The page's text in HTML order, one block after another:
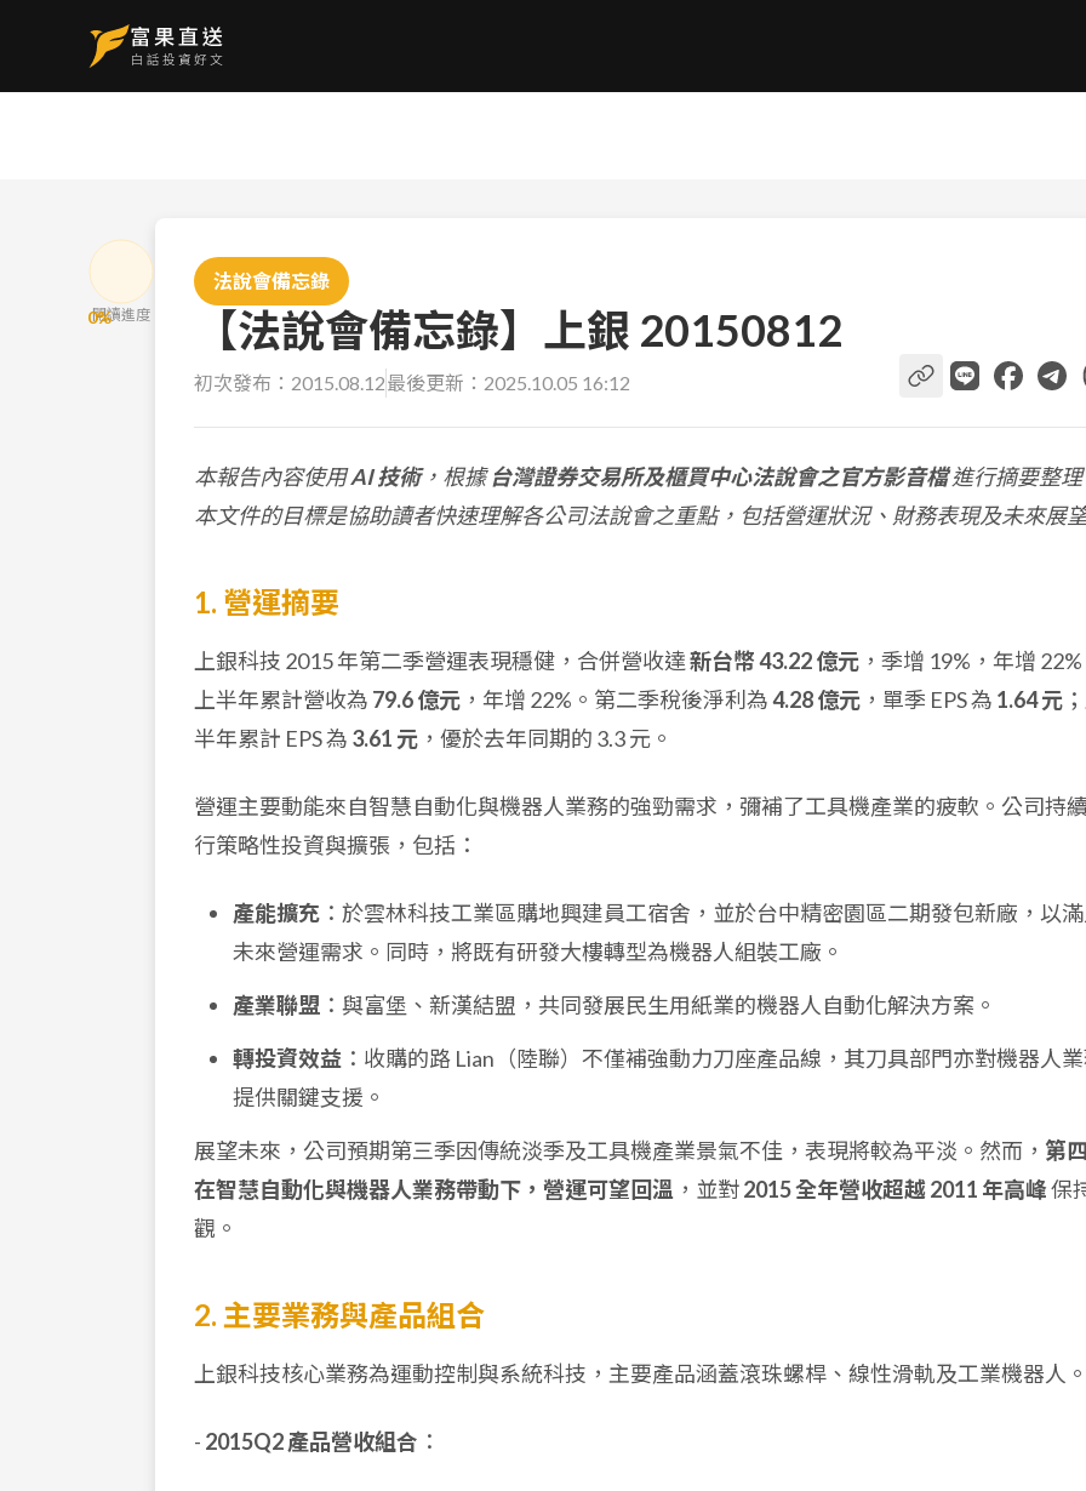
0%
閱讀進度
法說會備忘錄
【法說會備忘錄】上銀 20150812
初次發布： 2015.08.12最後更新： 2025.10.05 16:12
本報告內容使用AI 技術，根據台灣證券交易所及櫃買中心法說會之官方影音檔進行摘要整
本文件的目標是協助讀者快速理解各公司法說會之重點，包括營運狀況、財務表現及未來展
1. 營運摘要
上銀科技 2015 年第二季營運表現穩健，合併營收達新台幣 43.22 億元 ，季增 19%，年增
上半年累計營收為 79.6 億元 ，年增 22%。第二季稅後淨利為4.28 億元 ，單季 EPS 為 1.64 元
半年累計 EPS 為 3.61 元 ，優於去年同期的 3.3 元。
營運主要動能來自智慧自動化與機器人業務的強勁需求，彌補了工具機產業的疲軟。公司持
行策略性投資與擴張，包括：
產能擴充 ：於雲林科技工業區購地興建員工宿舍，並於台中精密園區二期發包新廠，以
未來營運需求。同時，將既有研發大樓轉型為機器人組裝工廠。
產業聯盟 ：與富堡、新漢結盟，共同發展民生用紙業的機器人自動化解決方案。
轉投資效益 ：收購的路 Lian（陸聯）不僅補強動力刀座產品線，其刀具部門亦對機器人
提供關鍵支援。
展望未來，公司預期第三季因傳統淡季及工具機產業景氣不佳，表現將較為平淡。然而， 第
在智慧自動化與機器人業務帶動下，營運可望回溫 ，並對2015 全年營收超越 2011 年高峰保
觀。
2. 主要業務與產品組合
上銀科技核心業務為運動控制與系統科技，主要產品涵蓋滾珠螺桿、線性滑軌及工業機器人
- 2015Q2 產品營收組合 ：